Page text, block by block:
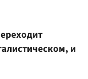
и